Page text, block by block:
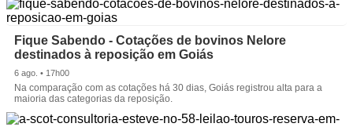
Fique Sabendo - Cotações de bovinos Nelore
destinados à reposição em Goiás
6 ago. • 17h00
Na comparação com as cotações há 30 dias, Goiás registrou alta para a
maioria das categorias da reposição.